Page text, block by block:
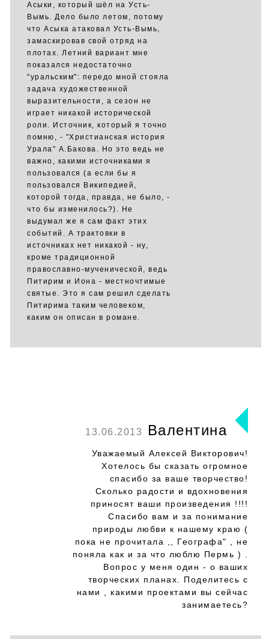
Асыки, который шёл на Усть-
Вымь. Дело было летом, потому
что Асыка атаковал Усть-Вымь,
замаскировав свой отряд на
плотах. Летний вариант мне
показался недостаточно
"уральским": передо мной стояла
задача художественной
выразительности, а сезон не
играет никакой исторической
роли. Источник, который я точно
помню, - "Христианская история
Урала" А.Бакова. Но это ведь не
важно, какими источниками я
пользовался (а если бы я
пользовался Википедией,
которой тогда, правда, не было, -
что бы изменилось?). Не
выдумал же я сам факт этих
событий. А трактовки в
источниках нет никакой - ну,
кроме традиционной
православно-мученической, ведь
Питирим и Иона - местночтимые
святые. Это я сам решил сделать
Питирима таким человеком,
каким он описан в романе.
13.06.2013 Валентина
Уважаемый Алексей Викторович!
Хотелось бы сказать огромное
спасибо за ваше творчество!
Сколько радости и вдохновения
приносят ваши произведения !!!!
Спасибо вам и за понимание
природы любви к нашему краю (
пока не прочитала ,, Географа" , не
поняла как и за что люблю Пермь ) .
Вопрос у меня один - о ваших
творческих планах. Поделитесь с
нами , какими проектами вы сейчас
занимаетесь?